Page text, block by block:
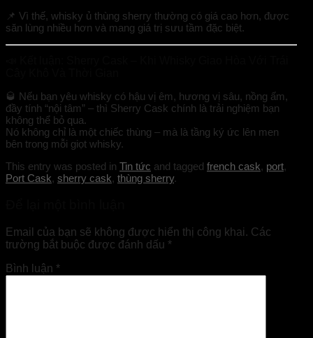
📌 Vì thế, whisky ủ thùng sherry thường có giá cao hơn, được
săn lùng nhiều hơn và mang giá trị sưu tầm đặc biệt.
🥃 Nếu bạn yêu whisky có hậu vị êm, hương vị sâu, nồng ấm,
đầy tính “nội tâm” – thì Sherry Cask chính là trải nghiệm bạn
không thể bỏ qua.
Nó không chỉ là một chiếc thùng – mà là tầng ký ức lên men
bên trong mỗi giọt whisky.
This entry was posted in Tin tức and tagged french cask, port,
Port Cask, sherry cask, thùng sherry.
Email của bạn sẽ không được hiển thị công khai. Các
trường bắt buộc được đánh dấu *
Bình luận *